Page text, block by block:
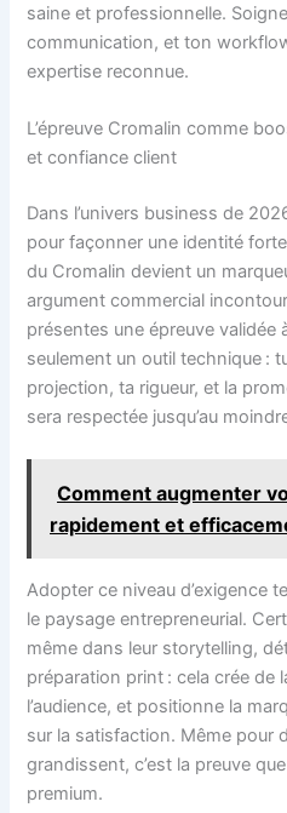
saine et professionnelle.
communication, et ton
expertise reconnue.
L’épreuve Cromalin comme
et confiance client
Dans l’univers business de
pour façonner une identité
du Cromalin devient un
argument commercial
présentes une épreuve validée
seulement un outil technique :
projection, ta rigueur, et la
sera respectée jusqu’au
Comment augmenter
rapidement et
Adopter ce niveau d’exigence
le paysage entrepreneurial.
même dans leur storytelling,
préparation print : cela crée de
l’audience, et positionne la
sur la satisfaction. Même pour
grandissent, c’est la preuve
premium.